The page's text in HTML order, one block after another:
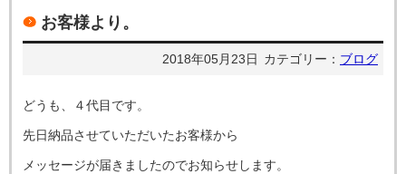
お客様より。
2018年05月23日 カテゴリー： ブログ
どうも、４代目です。
先日納品させていただいたお客様から
メッセージが届きましたのでお知らせします。